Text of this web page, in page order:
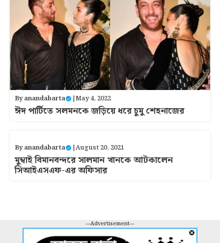
Byanandabarta |May 4, 2022
ঈদ পার্টিতে সলমনকে জড়িয়ে ধরে চুমু শেহনাজের
Byanandabarta |August 20, 2021
মুম্বাই বিমানবন্দরে সালমান খানকে আটকালেন
সিআইএসএফ-এর অফিসার
---Advertisement---